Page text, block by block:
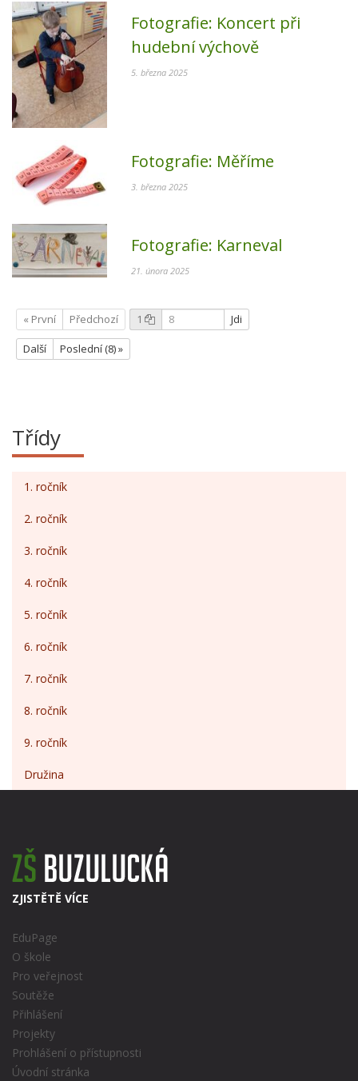
Fotografie: Koncert při
hudební výchově
5. března 2025
Fotografie: Měříme
3. března 2025
Fotografie: Karneval
21. února 2025
« První Předchozí 1 Jdi
Další Poslední (8) »
Třídy
1. ročník
2. ročník
3. ročník
4. ročník
5. ročník
6. ročník
7. ročník
8. ročník
9. ročník
Družina
ZJISTĚTĚ VÍCE
EduPage
O škole
Pro veřejnost
Soutěže
Přihlášení
Projekty
Prohlášení o přístupnosti
Úvodní stránka